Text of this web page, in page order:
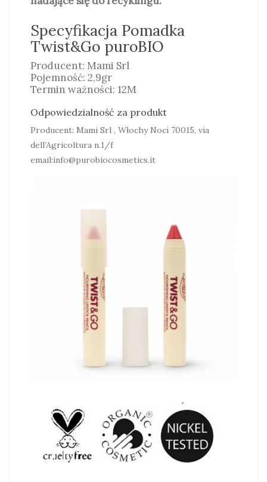
Specyfikacja Pomadka
Twist&Go puroBIO
Producent: Mami Srl
Pojemność: 2,9gr
Termin ważności: 12M
Odpowiedzialność za produkt
Producent: Mami Srl , Włochy Noci 70015, via
dell’Agricoltura n.1/f
email:info@purobiocosmetics.it